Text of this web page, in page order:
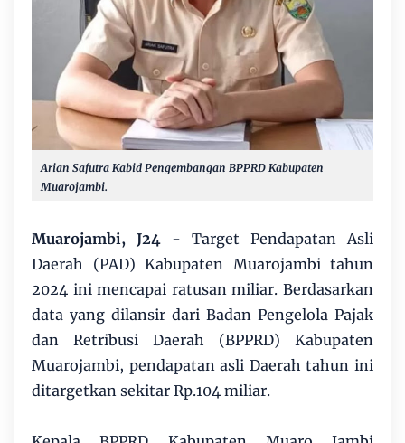
Arian Safutra Kabid Pengembangan BPPRD Kabupaten
Muarojambi.
Muarojambi, J24 - Target Pendapatan Asli
Daerah (PAD) Kabupaten Muarojambi tahun
2024 ini mencapai ratusan miliar. Berdasarkan
data yang dilansir dari Badan Pengelola Pajak
dan Retribusi Daerah (BPPRD) Kabupaten
Muarojambi, pendapatan asli Daerah tahun ini
ditargetkan sekitar Rp.104 miliar.